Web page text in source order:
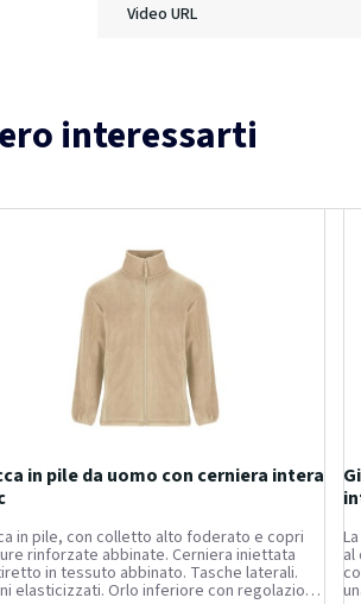
Video URL
interessarti
in pile da uomo con cerniera intera
in pile, con colletto alto foderato e copri
rinforzate abbinate. Cerniera iniettata
in tessuto abbinato. Tasche laterali.
elasticizzati. Orlo inferiore con regolazioni
al